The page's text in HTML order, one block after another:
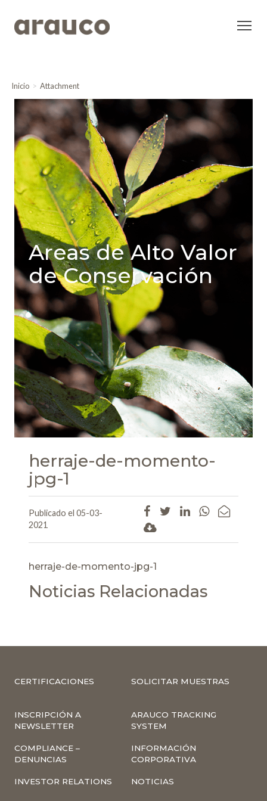
Inicio Attachment
Areas de Alto Valor
de Conservación
herraje-de-momento-
jpg-1
Publicado el 05-03-
2021
herraje-de-momento-jpg-1
Noticias Relacionadas
CERTIFICACIONES SOLICITAR MUESTRAS
INSCRIPCIÓN A
NEWSLETTER
ARAUCO TRACKING
SYSTEM
COMPLIANCE –
DENUNCIAS
INFORMACIÓN
CORPORATIVA
INVESTOR RELATIONS NOTICIAS